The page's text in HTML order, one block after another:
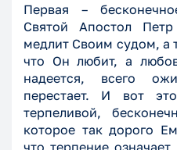
Первая –
Святой Апостол
медлит Своим судом, а
что Он любит, а
надеется, всего
перестает. И вот
терпеливой,
которое так дорого
что терпение